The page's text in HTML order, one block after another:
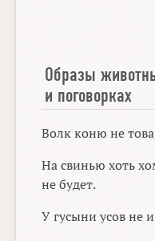
Образы
и поговорках
Волк коню не
На свинью хоть
не будет.
У гусыни усов